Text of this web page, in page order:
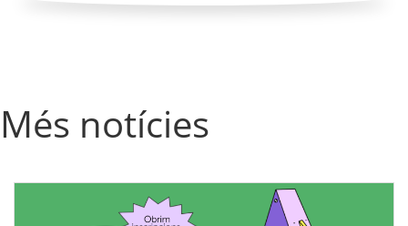
Més notícies